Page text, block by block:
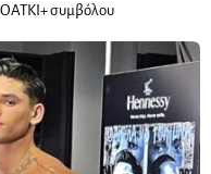
συμβόλου